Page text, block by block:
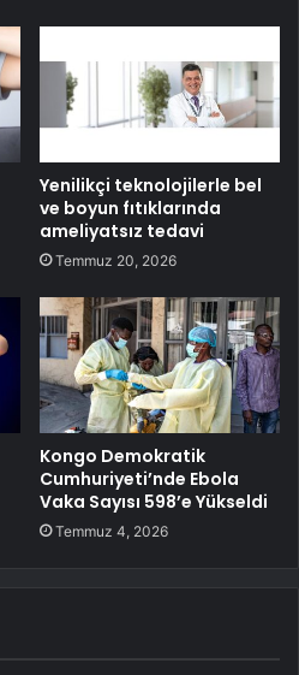
Yenilikçi teknolojilerle bel
ve boyun fıtıklarında
ameliyatsız tedavi
Temmuz 20, 2026
Kongo Demokratik
Cumhuriyeti’nde Ebola
Vaka Sayısı 598’e Yükseldi
Temmuz 4, 2026